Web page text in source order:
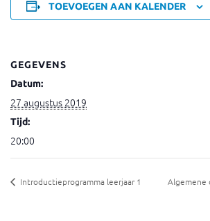
TOEVOEGEN AAN KALENDER
GEGEVENS
Datum:
27 augustus 2019
Tijd:
20:00
Introductieprogramma leerjaar 1 Algemene